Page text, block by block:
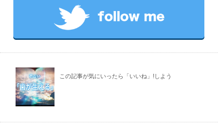
この記事が気にいったら「いいね」!しよう